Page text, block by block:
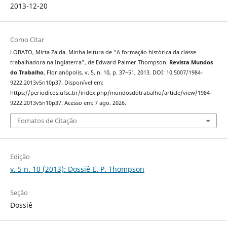
2013-12-20
Como Citar
LOBATO, Mirta Zaida. Minha leitura de “A formação histórica da classe
trabalhadora na Inglaterra”, de Edward Palmer Thompson. Revista Mundos
do Trabalho, Florianópolis, v. 5, n. 10, p. 37–51, 2013. DOI: 10.5007/1984-
9222.2013v5n10p37. Disponível em:
https://periodicos.ufsc.br/index.php/mundosdotrabalho/article/view/1984-
9222.2013v5n10p37. Acesso em: 7 ago. 2026.
Fomatos de Citação
Edição
v. 5 n. 10 (2013): Dossiê E. P. Thompson
Seção
Dossiê